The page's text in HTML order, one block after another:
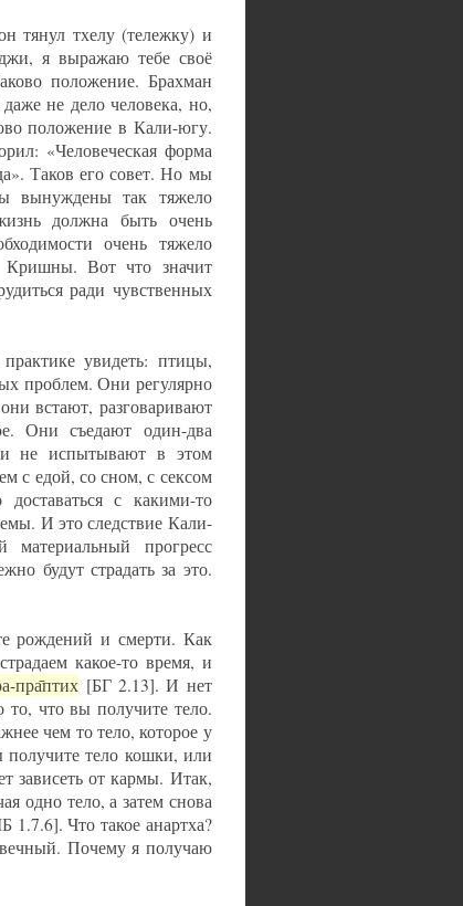
тянул тхелу (тележку) и
я выражаю тебе своё
положение. Брахман
не дело человека, но,
положение в Кали-югу.
«Человеческая форма
Таков его совет. Но мы
вынуждены так тяжело
должна быть очень
очень тяжело
Кришны. Вот что значит
ради чувственных
увидеть: птицы,
проблем. Они регулярно
встают, разговаривают
Они съедают один-два
не испытывают в этом
с едой, со сном, с сексом
с какими-то
И это следствие Кали-
прогресс
будут страдать за это.
рождений и смерти. Как
какое-то время, и
пра̄птих [БГ 2.13]. И нет
что вы получите тело.
чем то тело, которое у
получите тело кошки, или
зависеть от кармы. Итак,
одно тело, а затем снова
Что такое анартха?
вечный. Почему я получаю